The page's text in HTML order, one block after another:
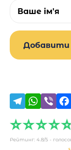
Рейтинг: 4.8/5 -